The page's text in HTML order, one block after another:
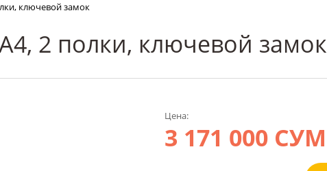
ключевой замок
2 полки, ключевой замок
Цена:
3 171 000 СУМ